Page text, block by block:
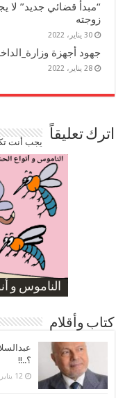
“مبدأ قضائي جديد” لا
زوجته
30 يناير، 2022
جهود أجهزة
28 يناير، 2022
اترك تعليقاً يجب أنت
الناموس و
الموظفين
ارتفاع
صورة
صورة
كتاب وأقلام
؟..!!
12 يناير، 2026